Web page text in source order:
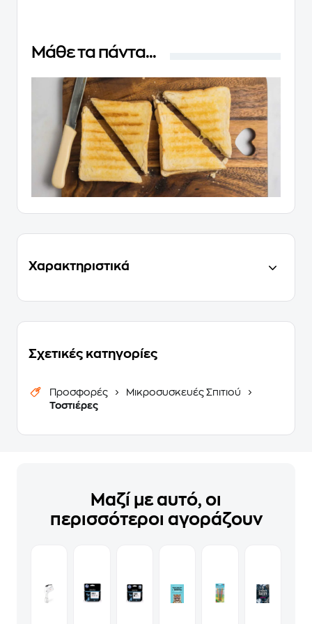
Μάθε τα πάντα...
Χαρακτηριστικά
Σχετικές κατηγορίες
Προσφορές
Μικροσυσκευές Σπιτιού
Τοστιέρες
Μαζί με αυτό, οι
περισσότεροι αγοράζουν